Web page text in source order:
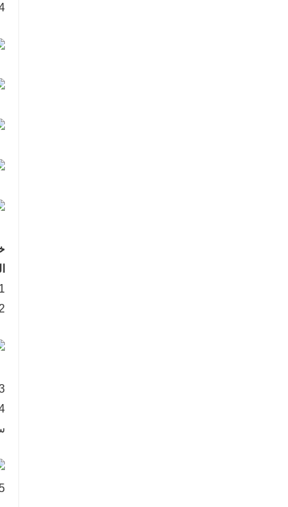
4.معرض
1. تسوية الحائط، التأكد من أنه مستوٍ، وضع طبقة أساسية من الخشب فوق الحائط وتثبيتها بالحائط باستخدام مسدس المسامير.
2. تركيب الأسلاك الكهربائية، تخطيط موقع التركيب، وتحديد حجم ألواح الألومنيوم الرغوية؛
3. تركيب فتحة واجهة التوصيل
5. قم بتركيب لوح الرغوة الألومنيوم في الموضع